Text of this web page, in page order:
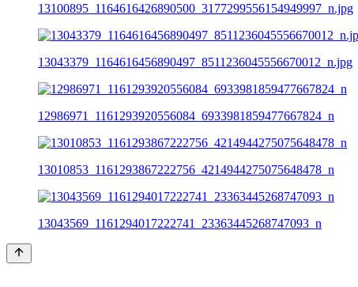
13100895_1164616426890500_3177299556154949997_n.jpg
13043379_1164616456890497_8511236045556670012_n.jpg
12986971_1161293920556084_6933981859477667824_n
13010853_1161293867222756_4214944275075648478_n
13043569_1161294017222741_23363445268747093_n